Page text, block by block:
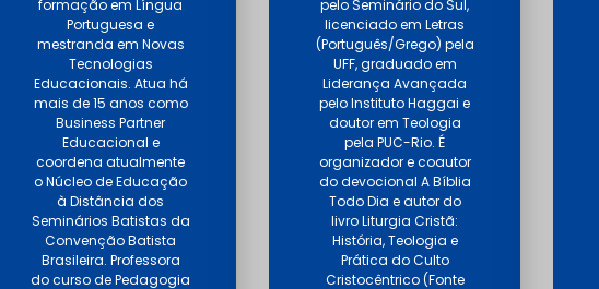
formação em Língua
Portuguesa e
mestranda em Novas
Tecnologias
Educacionais. Atua há
mais de 15 anos como
Business Partner
Educacional e
coordena atualmente
o Núcleo de Educação
à Distância dos
Seminários Batistas da
Convenção Batista
Brasileira. Professora
do curso de Pedagogia
pelo Seminário do Sul,
licenciado em Letras
(Português/Grego) pela
UFF, graduado em
Liderança Avançada
pelo Instituto Haggai e
doutor em Teologia
pela PUC-Rio. É
organizador e coautor
do devocional A Bíblia
Todo Dia e autor do
livro Liturgia Cristã:
História, Teologia e
Prática do Culto
Cristocêntrico (Fonte